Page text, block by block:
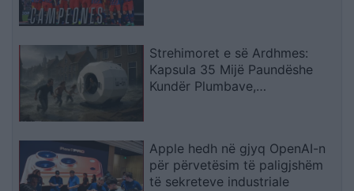
Strehimoret e së Ardhmes:
Kapsula 35 Mijë Paundëshe
Kundër Plumbave,
Apple hedh në gjyq OpenAI-n
për përvetësim të paligjshëm
të sekreteve industriale